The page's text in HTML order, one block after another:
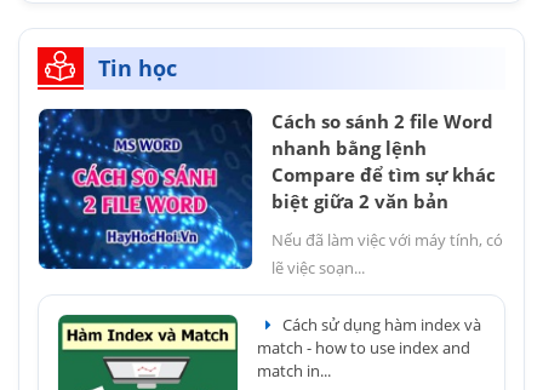
Tin học
Cách so sánh 2 file Word
nhanh bằng lệnh
Compare để tìm sự khác
biệt giữa 2 văn bản
Nếu đã làm việc với máy tính, có
lẽ việc soạn...
Cách sử dụng hàm index và
match - how to use index and
match in...